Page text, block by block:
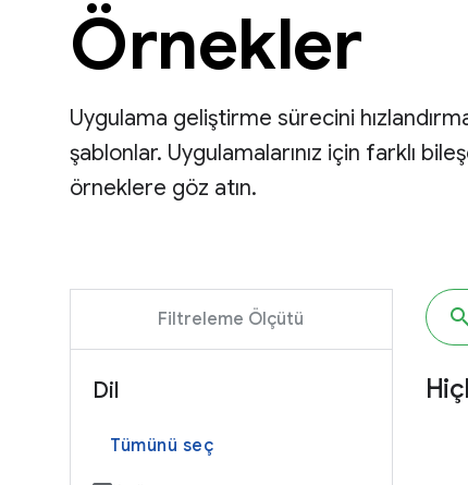
Örnekler
Uygulama geliştirme sürecini
şablonlar. Uygulamalarınız için farklı
örneklere göz atın.
Filtreleme Ölçütü
Dil
Tümünü seç